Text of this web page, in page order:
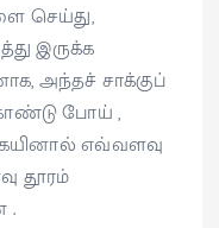
செய்து,
இருக்க
அந்தச் சாக்குப்
போய் ,
எவ்வளவு
தூரம்
.